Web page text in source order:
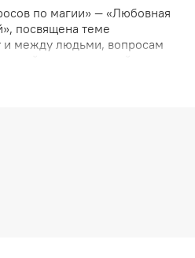
по магии» — «Любовная
посвящена теме
и между людьми, вопросам
влияющих на отношения в
понять, почему автор
данными. И, наверное,
использовать магические
вам в работе с